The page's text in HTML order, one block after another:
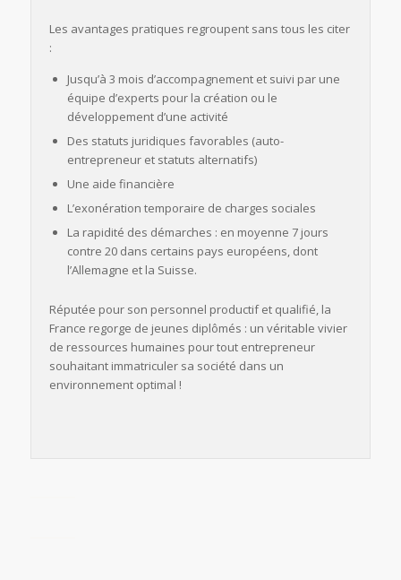
Les avantages pratiques regroupent sans tous les citer
:
Jusqu’à 3 mois d’accompagnement et suivi par une
équipe d’experts pour la création ou le
développement d’une activité
Des statuts juridiques favorables (auto-
entrepreneur et statuts alternatifs)
Une aide financière
L’exonération temporaire de charges sociales
La rapidité des démarches : en moyenne 7 jours
contre 20 dans certains pays européens, dont
l’Allemagne et la Suisse.
Réputée pour son personnel productif et qualifié, la
France regorge de jeunes diplômés : un véritable vivier
de ressources humaines pour tout entrepreneur
souhaitant immatriculer sa société dans un
environnement optimal !